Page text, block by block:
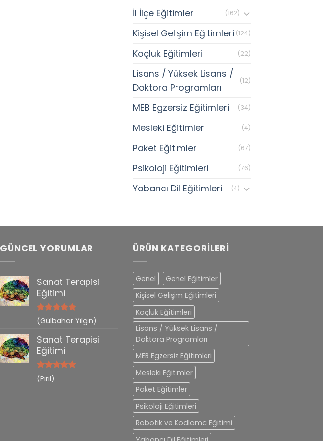
İl İlçe Eğitimler (162)
Kişisel Gelişim Eğitimleri (124)
Koçluk Eğitimleri (22)
Lisans / Yüksek Lisans /
Doktora Programları
(12)
MEB Egzersiz Eğitimleri (34)
Mesleki Eğitimler (4)
Paket Eğitimler (67)
Psikoloji Eğitimleri (76)
Yabancı Dil Eğitimleri (4)
GÜNCEL YORUMLAR
Sanat Terapisi
Eğitimi
5 üzerinden
5
(Gülbahar Yılgın)
Sanat Terapisi
Eğitimi
5 üzerinden
5
oy aldı
(Pırıl)
ÜRÜN KATEGORILERI
Genel
Genel Eğitimler
Kişisel Gelişim Eğitimleri
Koçluk Eğitimleri
Lisans / Yüksek Lisans /
Doktora Programları
MEB Egzersiz Eğitimleri
Mesleki Eğitimler
Paket Eğitimler
Psikoloji Eğitimleri
Robotik ve Kodlama Eğitimi